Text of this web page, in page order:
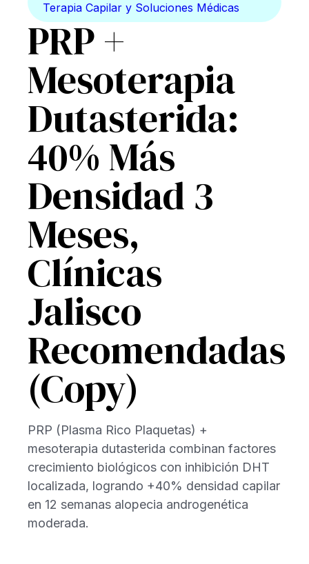
Terapia Capilar y Soluciones Médicas
PRP +
Mesoterapia
Dutasterida:
40% Más
Densidad 3
Meses,
Clínicas
Jalisco
Recomendadas
(Copy)
PRP (Plasma Rico Plaquetas) +
mesoterapia dutasterida combinan factores
crecimiento biológicos con inhibición DHT
localizada, logrando +40% densidad capilar
en 12 semanas alopecia androgenética
moderada.